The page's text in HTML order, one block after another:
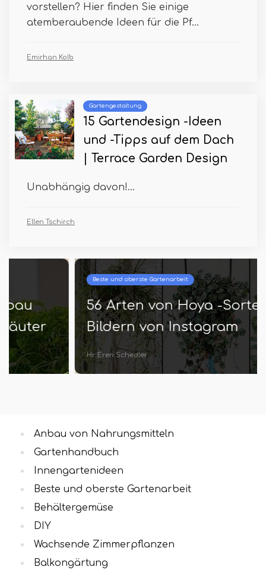
vorstellen? Hier finden Sie einige
atemberaubende Ideen für die Pf...
Emirhan Kolb
Gartengestaltung
15 Gartendesign -Ideen
und -Tipps auf dem Dach
| Terrace Garden Design
Unabhängig davon!...
Ellen Tschirch
Beste und oberste Gartenarbeit
56 Arten von Hoya -Sorten mit
Bildern von Instagram
Hr. Eren Schedler
Anbau von Nahrungsmitteln
Gartenhandbuch
Innengartenideen
Beste und oberste Gartenarbeit
Behältergemüse
DIY
Wachsende Zimmerpflanzen
Balkongärtung